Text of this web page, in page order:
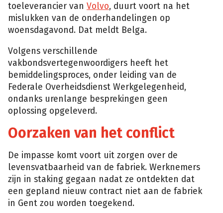
toeleverancier van Volvo, duurt voort na het
mislukken van de onderhandelingen op
woensdagavond. Dat meldt Belga.
Volgens verschillende
vakbondsvertegenwoordigers heeft het
bemiddelingsproces, onder leiding van de
Federale Overheidsdienst Werkgelegenheid,
ondanks urenlange besprekingen geen
oplossing opgeleverd.
Oorzaken van het conflict
De impasse komt voort uit zorgen over de
levensvatbaarheid van de fabriek. Werknemers
zijn in staking gegaan nadat ze ontdekten dat
een gepland nieuw contract niet aan de fabriek
in Gent zou worden toegekend.